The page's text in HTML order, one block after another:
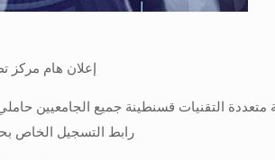
#إعلان هام مركز
متعددة التقنيات قسنطينة جميع الجامعيين
رابط التسجيل الخاص